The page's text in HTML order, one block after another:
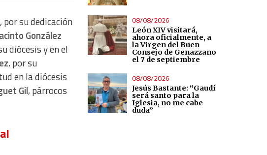
por su dedicación
González
diócesis y en el
, por su
en la diócesis
Gil, párrocos
08/08/2026
León XIV visitará,
ahora oficialmente, a
la Virgen del Buen
Consejo de Genazzano
el 7 de septiembre
08/08/2026
Jesús Bastante: “Gaudí
será santo para la
Iglesia, no me cabe
duda”